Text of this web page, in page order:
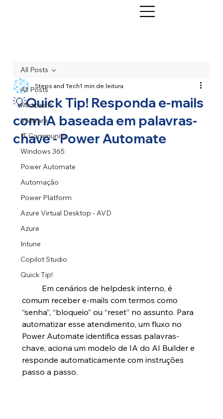
All Posts
Microsoft
VMware
IT Community
Windows 365
Power Automate
Automação
Power Platform
Azure Virtual Desktop - AVD
Azure
Intune
Copilot Studio
Quick Tip!
All Posts
💡Quick Tip! Responda e-mails
com IA baseada em palavras-
chave - Power Automate
Steps and Tech1 min de leitura
comum receber e-mails com termos como
“senha”, “bloqueio” ou “reset” no assunto. Para
automatizar esse atendimento, um fluxo no
Power Automate identifica essas palavras-
chave, aciona um modelo de IA do AI Builder e
responde automaticamente com instruções
passo a passo.